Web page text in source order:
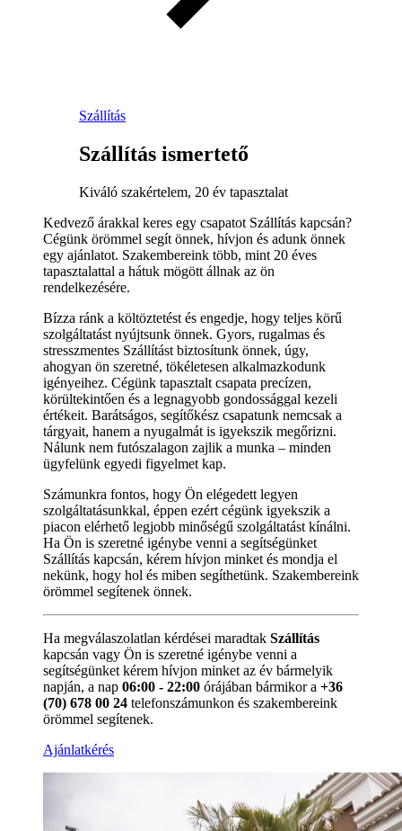
Szállítás
Szállítás ismertető
Kiváló szakértelem, 20 év tapasztalat
Kedvező árakkal keres egy csapatot Szállítás kapcsán?
Cégünk örömmel segít önnek, hívjon és adunk önnek
egy ajánlatot. Szakembereink több, mint 20 éves
tapasztalattal a hátuk mögött állnak az ön
rendelkezésére.
Bízza ránk a költöztetést és engedje, hogy teljes körű
szolgáltatást nyújtsunk önnek. Gyors, rugalmas és
stresszmentes Szállítást biztosítunk önnek, úgy,
ahogyan ön szeretné, tökéletesen alkalmazkodunk
igényeihez. Cégünk tapasztalt csapata precízen,
körültekintően és a legnagyobb gondossággal kezeli
értékeit. Barátságos, segítőkész csapatunk nemcsak a
tárgyait, hanem a nyugalmát is igyekszik megőrizni.
Nálunk nem futószalagon zajlik a munka – minden
ügyfelünk egyedi figyelmet kap.
Számunkra fontos, hogy Ön elégedett legyen
szolgáltatásunkkal, éppen ezért cégünk igyekszik a
piacon elérhető legjobb minőségű szolgáltatást kínálni.
Ha Ön is szeretné igénybe venni a segítségünket
Szállítás kapcsán, kérem hívjon minket és mondja el
nekünk, hogy hol és miben segíthetünk. Szakembereink
örömmel segítenek önnek.
Ha megválaszolatlan kérdései maradtak Szállítás
kapcsán vagy Ön is szeretné igénybe venni a
segítségünket kérem hívjon minket az év bármelyik
napján, a nap 06:00 - 22:00 órájában bármikor a +36
(70) 678 00 24 telefonszámunkon és szakembereink
örömmel segítenek.
Ajánlatkérés